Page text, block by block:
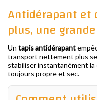
Antidérapant et
plus, une
Un tapis antidérapant
transport nettement plus
stabiliser instantanément la
toujours propre et sec.